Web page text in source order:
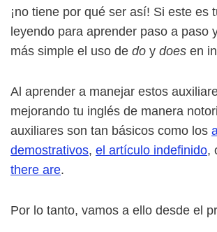
¡no tiene por qué ser así! Si este es
leyendo para aprender paso a paso
más simple el uso de do y does en
Al aprender a manejar estos
mejorando tu inglés de manera
auxiliares son tan básicos como los
demostrativos, el artículo indefinido,
there are.
Por lo tanto, vamos a ello desde el